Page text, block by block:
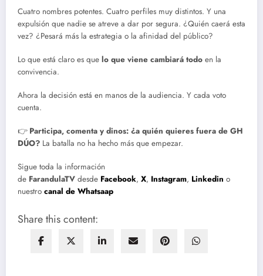
Cuatro nombres potentes. Cuatro perfiles muy distintos. Y una
expulsión que nadie se atreve a dar por segura. ¿Quién caerá esta
vez? ¿Pesará más la estrategia o la afinidad del público?
Lo que está claro es que lo que viene cambiará todo en la
convivencia.
Ahora la decisión está en manos de la audiencia. Y cada voto
cuenta.
👉 Participa, comenta y dinos: ¿a quién quieres fuera de GH
DÚO? La batalla no ha hecho más que empezar.
Sigue toda la información
de FarandulaTV desde Facebook, X, Instagram, Linkedin o
nuestro canal de Whatsaap
Share this content: